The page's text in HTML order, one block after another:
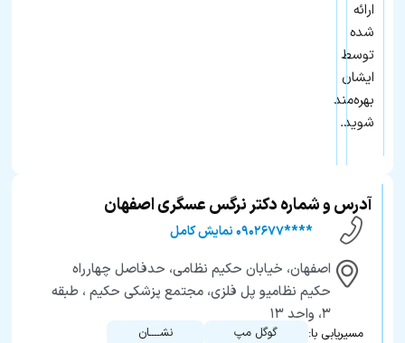
ارائه
شده
توسط
ایشان
بهره‌مند
شوید.
آدرس و شماره دکتر نرگس عسگری اصفهان
****۰۹۰۲۶۷۷ نمایش کامل
اصفهان، خیابان حکیم نظامی، حدفاصل چهارراه
حکیم نظامیو پل فلزی، مجتمع پزشکی حکیم ، طبقه
۳، واحد ۱۳
مسیریابی با: گوگل مپ نشــــان